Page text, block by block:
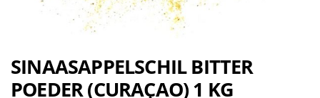
SINAASAPPELSCHIL BITTER
POEDER (CURAÇAO) 1 KG